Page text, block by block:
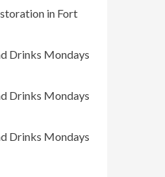
in Fort
Drinks Mondays
Drinks Mondays
Drinks Mondays